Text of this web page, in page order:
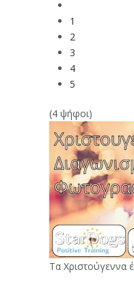
1
2
3
4
5
(4 ψήφοι)
Τα Χριστούγεννα